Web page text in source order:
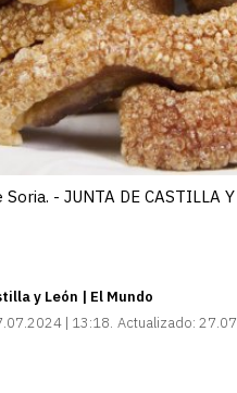
- JUNTA DE CASTILLA Y
y León | El Mundo
| 13:18 Actualizado: